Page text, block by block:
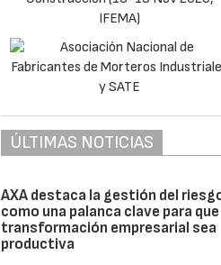
ÚLTIMAS NOTICIAS
AXA destaca la gestión del
como una palanca clave para que
transformación empresarial sea
productiva